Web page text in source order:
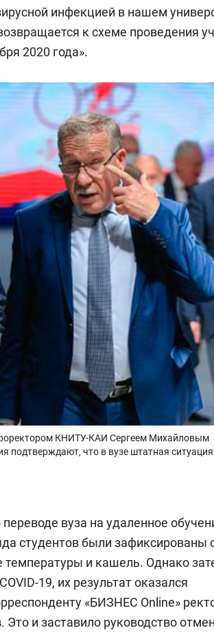
инфекцией в нашем
к схеме проведения
2020 года».
КНИТУ-КАИ Сергеем Михайловым
подтверждают, что в вузе штатная
вуза на удаленное
студентов были
и кашель. Однако
19, их результат оказался
«БИЗНЕС Online»
. Это и заставило руководство